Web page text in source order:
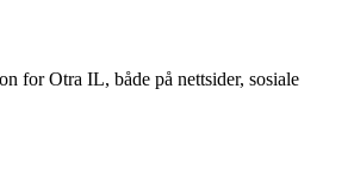
for Otra IL, både på nettsider, sosiale